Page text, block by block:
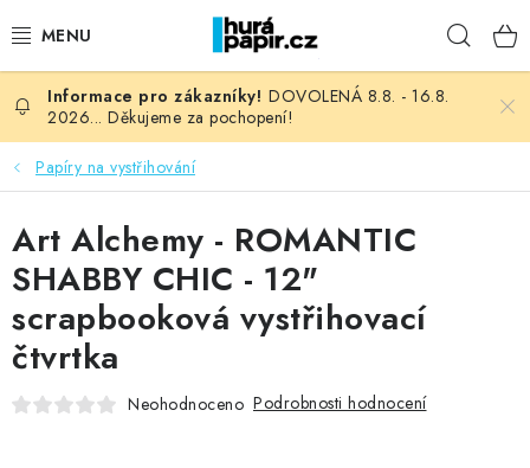
na
NOVINKY
HURÁ DÍLNA
VŠECHNO ZBOŽÍ
KNIHAŘSKÝ MATERIÁL
KURZY NATY LYSAK
OBLÍBENÉ ♥️
DOVOLENÁ 8.8. - 16.8.
2026... Děkujeme za pochopení!
Papíry na vystřihování
Art Alchemy - ROMANTIC
SHABBY CHIC - 12"
scrapbooková vystřihovací
čtvrtka
Neohodnoceno Podrobnosti hodnocení